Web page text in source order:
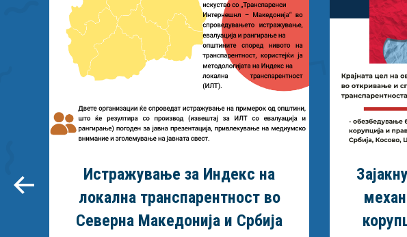
Истражување за Индекс на
локална транспарентност во
Северна Македонија и Србија